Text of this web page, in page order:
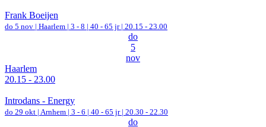
Frank Boeijen
do 5 nov | Haarlem | 3 - 8 | 40 - 65 jr | 20.15 - 23.00
do
5
nov
Haarlem
20.15 - 23.00
Introdans - Energy
do 29 okt | Arnhem | 3 - 6 | 40 - 65 jr | 20.30 - 22.30
do